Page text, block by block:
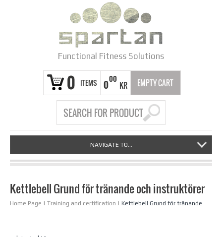
Functional Fitness Solutions
0 ITEMS 000
KR EMPTY CART
NAVIGATE TO...
Kettlebell Grund för tränande och instruktörer
Home Page | Training and certification | Kettlebell Grund för tränande